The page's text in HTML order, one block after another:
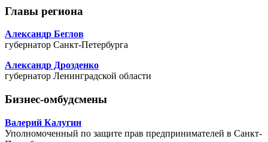
Главы региона
Александр Беглов
губернатор Санкт-Петербурга
Александр Дрозденко
губернатор Ленинградской области
Бизнес-омбудсмены
Валерий Калугин
Уполномоченный по защите прав предпринимателей в Санкт-